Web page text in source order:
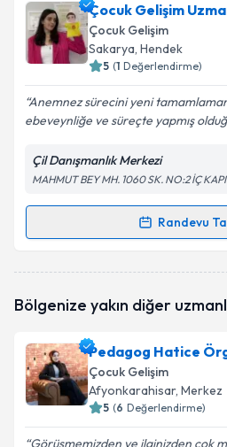
Çocuk Gelişim
Çocuk Gelişim
Sakarya, Hendek
5 (1 Değerlendirme)
Anemnez sürecini yeni
ebeveynliğe ve süreçte yapmış
Çil Danışmanlık Merkezi
MAHMUT BEY MH. 1060 SK. NO:2 İÇ
Randevu
Randevu Takvimi Talebi
takvimi talebi oluşturun. Size
bilgilendireceğiz.
E-posta Adresiniz
Bölgenize yakın diğer
Pedagog Hatice
Çocuk Gelişim
Afyonkarahisar, Merkez
5 (6 Değerlendirme)
Görüşmemizden ve ilginizden çok